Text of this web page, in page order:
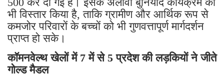
भी विस्तार किया है, ताकि ग्रामीण और आर्थिक रूप से
कमजोर परिवारों के बच्चों को भी गुणवत्तापूर्ण मार्गदर्शन
प्राप्त हो सके।
कॉमनवेल्थ खेलों में 7 में से 5 प्रदेश की लड़कियों ने जीते
गोल्ड मैडल